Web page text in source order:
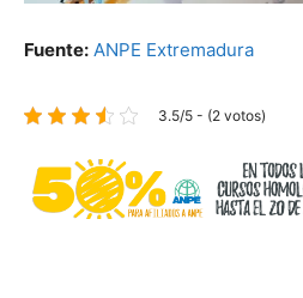
Fuente: ANPE Extremadura
3.5/5 - (2 votos)